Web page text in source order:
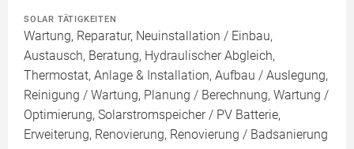
SOLAR TÄTIGKEITEN
Wartung, Reparatur, Neuinstallation / Einbau,
Austausch, Beratung, Hydraulischer Abgleich,
Thermostat, Anlage & Installation, Aufbau / Auslegung,
Reinigung / Wartung, Planung / Berechnung, Wartung /
Optimierung, Solarstromspeicher / PV Batterie,
Erweiterung, Renovierung, Renovierung / Badsanierung